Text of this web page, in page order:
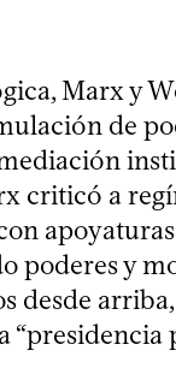
Marx y
de
criticó a
poderes y
desde